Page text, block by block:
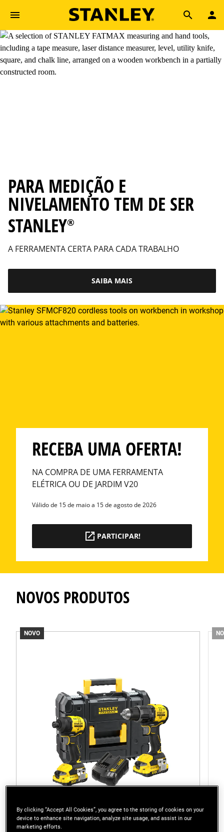
Skip to main content
Search
PARA MEDIÇÃO E
NIVELAMENTO TEM DE SER
STANLEY®
A FERRAMENTA CERTA PARA CADA TRABALHO
SAIBA MAIS
RECEBA UMA OFERTA!
NA COMPRA DE UMA FERRAMENTA
ELÉTRICA OU DE JARDIM V20
Válido de 15 de maio a 15 de agosto de 2026
PARTICIPAR!
NOVOS PRODUTOS
NOVO
By clicking “Accept All Cookies”, you agree to the storing of cookies on your
device to enhance site navigation, analyze site usage, and assist in our
marketing efforts.